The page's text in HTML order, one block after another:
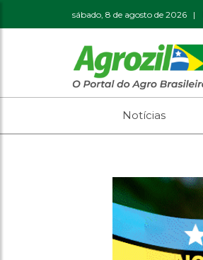
sábado, 8 de agosto de 2026 |
Notícias